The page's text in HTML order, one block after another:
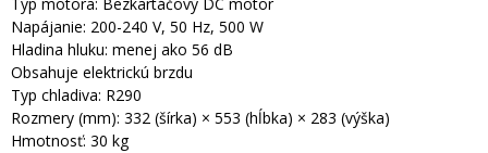
Napájanie: 200-240 V, 50 Hz, 500 W
Hladina hluku: menej ako 56 dB
Obsahuje elektrickú brzdu
Typ chladiva: R290
Rozmery (mm): 332 (šírka) × 553 (hĺbka) × 283 (výška)
Hmotnosť: 30 kg